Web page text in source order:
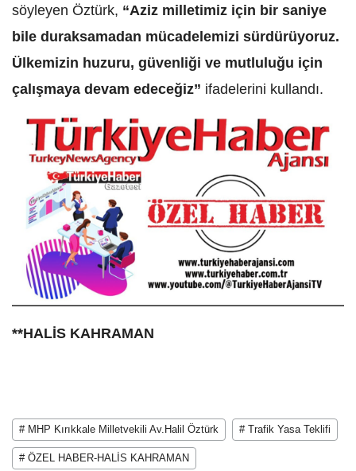
söyleyen Öztürk, “Aziz milletimiz için bir saniye
bile duraksamadan mücadelemizi sürdürüyoruz.
Ülkemizin huzuru, güvenliği ve mutluluğu için
çalışmaya devam edeceğiz” ifadelerini kullandı.
**HALİS KAHRAMAN
# MHP Kırıkkale Milletvekili Av.Halil Öztürk # Trafik Yasa Teklifi
# ÖZEL HABER-HALİS KAHRAMAN